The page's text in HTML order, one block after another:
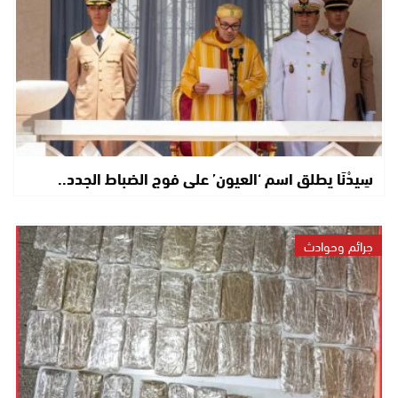
سِيدْنَا يطلق اسم ‘العيون’ على فوج الضباط الجدد..
جرائم وحوادث